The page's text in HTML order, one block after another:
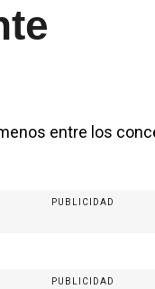
entre los
PUBLICIDAD
PUBLICIDAD